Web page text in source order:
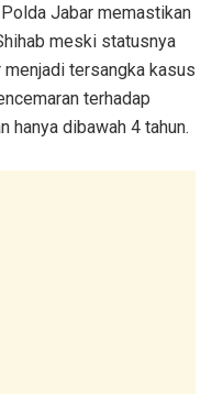
Jabar memastikan
meski statusnya
tersangka kasus
terhadap
hanya dibawah 4 tahun.